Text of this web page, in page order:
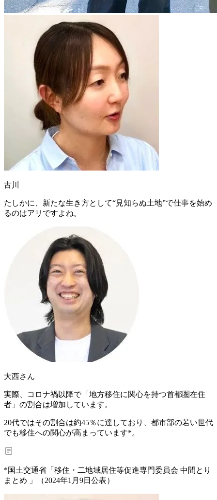
古川
たしかに、新たな生き方として“見知らぬ土地”で仕事を始め
るのはアリですよね。
大西さん
実際、コロナ禍以降で「地方移住に関心を持つ首都圏在住
者」の割合は増加しています。
20代ではその割合は約45％に達しており、都市部の若い世代
でも移住への関心が高まっています*。
*国土交通省「移住・二地域居住等促進専門委員会 中間とり
まとめ 」（2024年1月9日公表）